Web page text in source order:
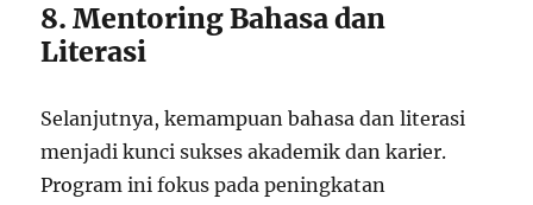
8. Mentoring Bahasa dan
Literasi
Selanjutnya, kemampuan bahasa dan literasi
menjadi kunci sukses akademik dan karier.
Program ini fokus pada peningkatan